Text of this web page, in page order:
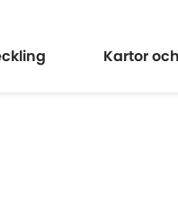
Expandera
Kartor